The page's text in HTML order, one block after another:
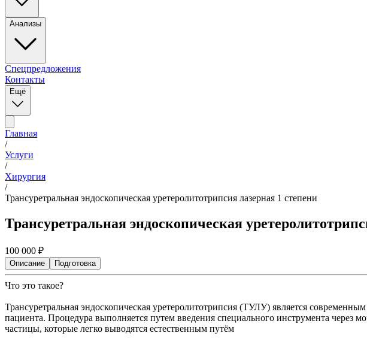
Анализы
Спецпредложения
Контакты
Ещё
Главная
/
Услуги
/
Хирургия
/
Трансуретральная эндоскопическая уретеролитотрипсия лазерная 1 степени
Трансуретральная эндоскопическая
100 000 ₽
Описание Подготовка
Что это такое?
Трансуретральная эндоскопическая уретеролитотрипсия (ТУЛУ) является
пациента. Процедура выполняется путем введения специального инструмента через
частицы, которые легко выводятся естественным путём